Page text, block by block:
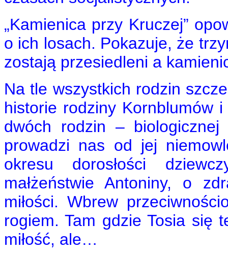
„Kamienica przy Kruczej”
o ich losach. Pokazuje, że
zostają przesiedleni a
Na tle wszystkich rodzin
historie rodziny Kornblumów
dwóch rodzin –
prowadzi nas od jej
okresu dorosłości
małżeństwie Antoniny, o
miłości. Wbrew
rogiem. Tam gdzie Tosia się
miłość, ale…